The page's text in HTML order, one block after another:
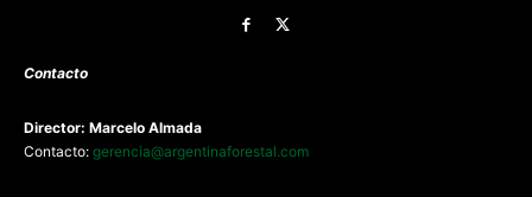
Contacto
Director: Marcelo Almada
Contacto: gerencia@argentinaforestal.com